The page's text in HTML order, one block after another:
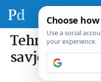
Tehnička
savjeti i